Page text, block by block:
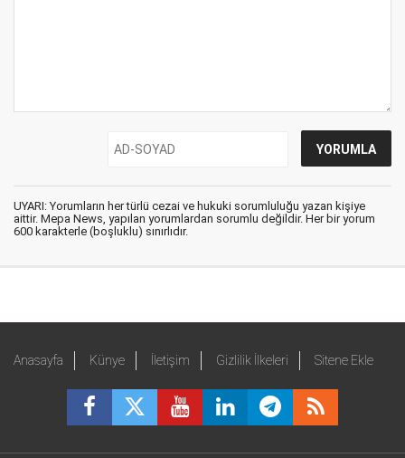
UYARI: Yorumların her türlü cezai ve hukuki sorumluluğu yazan kişiye
aittir. Mepa News, yapılan yorumlardan sorumlu değildir. Her bir yorum
600 karakterle (boşluklu) sınırlıdır.
Anasayfa Künye İletişim Gizlilik İlkeleri Sitene Ekle